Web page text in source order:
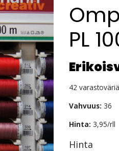
PL
42 varastoväriä
Vahvuus: 36
Hinta: 3,95/rll
Hinta